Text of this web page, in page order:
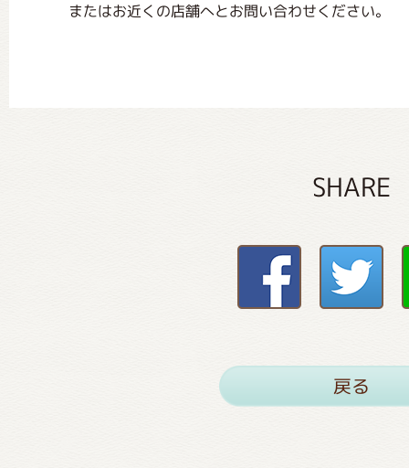
またはお近くの店舗へとお問い合わせください。
SHARE
戻る